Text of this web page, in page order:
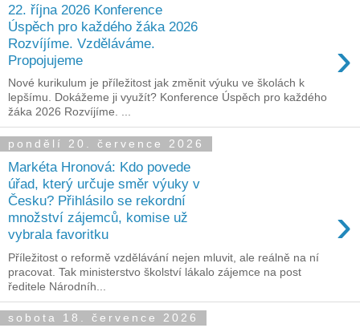
22. října 2026 Konference
Úspěch pro každého žáka 2026
Rozvíjíme. Vzděláváme.
Propojujeme
›
Nové kurikulum je příležitost jak změnit výuku ve školách k
lepšímu. Dokážeme ji využít? Konference Úspěch pro každého
žáka 2026 Rozvíjíme. ...
pondělí 20. července 2026
Markéta Hronová: Kdo povede
úřad, který určuje směr výuky v
Česku? Přihlásilo se rekordní
množství zájemců, komise už
vybrala favoritku
›
Příležitost o reformě vzdělávání nejen mluvit, ale reálně na ní
pracovat. Tak ministerstvo školství lákalo zájemce na post
ředitele Národníh...
sobota 18. července 2026